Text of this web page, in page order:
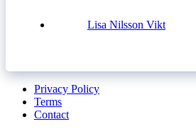
Lisa Nilsson Vikt
Privacy Policy
Terms
Contact